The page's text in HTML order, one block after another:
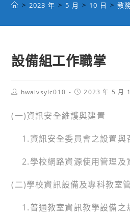
> 2023 年 > 5 月 > 10 日 > 教
設備組工作職掌
Posthwaivsylc010
Post2023 年 5 月
(一)資訊安全維護與建置
1.資訊安全委員會之設置與
2.學校網路資源使用管理及
(二)學校資訊設備及專科教室
1.普通教室資訊教學設備之